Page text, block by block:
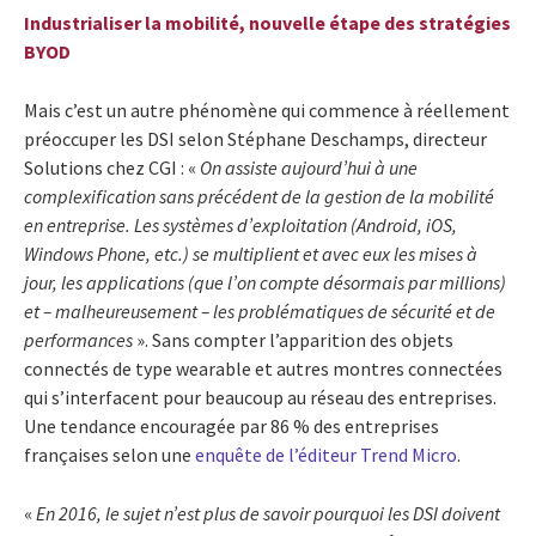
Industrialiser la mobilité, nouvelle étape des stratégies
BYOD
Mais c’est un autre phénomène qui commence à réellement
préoccuper les DSI selon Stéphane Deschamps, directeur
Solutions chez CGI : « On assiste aujourd’hui à une
complexification sans précédent de la gestion de la mobilité
en entreprise. Les systèmes d’exploitation (Android, iOS,
Windows Phone, etc.) se multiplient et avec eux les mises à
jour, les applications (que l’on compte désormais par millions)
et – malheureusement – les problématiques de sécurité et de
performances ». Sans compter l’apparition des objets
connectés de type wearable et autres montres connectées
qui s’interfacent pour beaucoup au réseau des entreprises.
Une tendance encouragée par 86 % des entreprises
françaises selon une enquête de l’éditeur Trend Micro.
« En 2016, le sujet n’est plus de savoir pourquoi les DSI doivent